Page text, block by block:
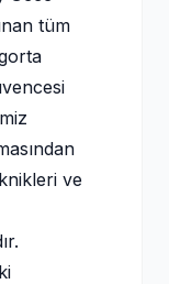
tüm
ve